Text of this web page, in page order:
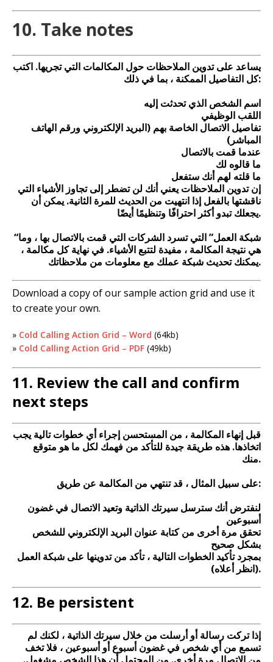
10. Take notes
يساعد على تدوين الملاحظات حول المكالمات التي تجريها. اكتب
كل التفاصيل الممكنة ، بما في ذلك:
اسم الشخص الذي تحدثت إليه
اللقب الوظيفي
تفاصيل الاتصال الخاصة بهم (البريد الإلكتروني ورقم الهاتف
المباشر)
عندما قمت بالاتصال
ما قالوه لك
ما قلته لهم أنك ستفعل
إن تدوين الملاحظات يعني أنك لن تضطر إلى تجاوز الأشياء التي
ناقشتها بالفعل إذا انتهيت من الحديث للمرة الثانية. يمكن أن
يجعلك تبدو أكثر احترافًا وتنظيمًا أيضًا.
“شبكة العمل” التي تسرد الشركات التي قمت بالاتصال بها ، وما
هي نتيجة المكالمة ، مفيدة لتتبع الأشياء. في نهاية كل مكالمة ،
يمكنك تحديث شبكة عملك مع معلومات من ملاحظاتك.
Download a copy of our sample action grid and use it
to create your own.
» Cold Calling Action Grid – Word (64kb)
» Cold Calling Action Grid – PDF (49kb)
11. Review the call and confirm
next steps
قبل إنهاء المكالمة ، من المستحسن إجراء أي خطوات تالية يجب
اتخاذها. هذه طريقة جيدة للتأكد من فهمك لكل ما هو متوقع
منك.
على سبيل المثال ، قد تنتهي من المكالمة عن طريق:
لنفترض أنك سترسل سيرتك الذاتية وتعيد الاتصال في غضون
أسبوعين
تحقق مرة أخرى من كتابة عنوان البريد الإلكتروني للشخص
بشكل صحيح
بمجرد تأكيد الخطوات التالية ، تأكد من تدوينها على شبكة العمل
(انظر أعلاه).
12. Be persistent
إذا تركت رسالة أو أرسلت من خلال سيرتك الذاتية ، لكنك لم
تسمع من أي شخص في غضون أسبوع أو أسبوعين ، فلا تخف